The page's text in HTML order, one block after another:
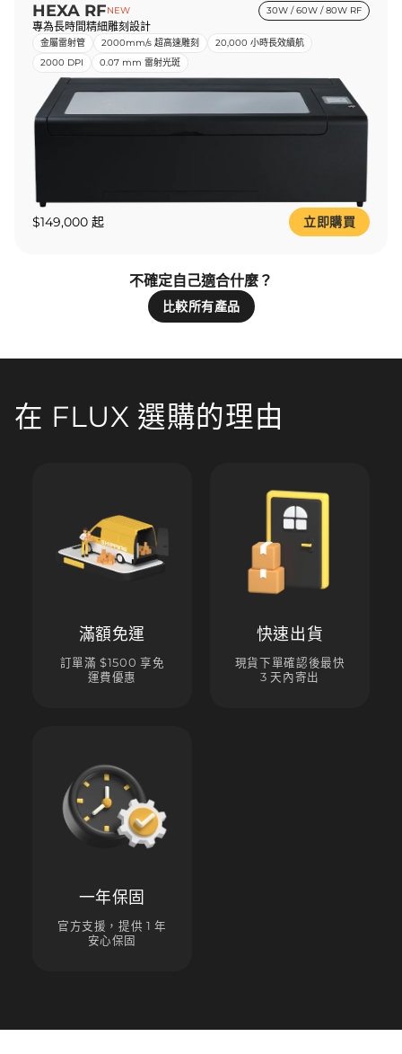
HEXA RFNEW 30W / 60W / 80W RF
專為長時間精細雕刻設計
金屬雷射管 2000mm/s 超高速雕刻
20,000 小時長效續航
2000 DPI
0.07 mm 雷射光斑
$149,000 起 立即購買
不確定自己適合什麼？
比較所有產品
在 FLUX 選購的理由
滿額免運
訂單滿 $1500 享免
運費優惠
快速出貨
現貨下單確認後最快
3 天內寄出
一年保固
官方支援，提供 1 年
安心保固